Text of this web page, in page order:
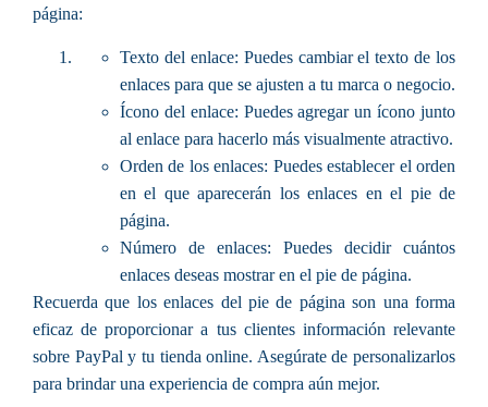
página:
Texto del enlace: Puedes cambiar el texto de los
enlaces para que se ajusten a tu marca o negocio.
Ícono del enlace: Puedes agregar un ícono junto
al enlace para hacerlo más visualmente atractivo.
Orden de los enlaces: Puedes establecer el orden
en el que aparecerán los enlaces en el pie de
página.
Número de enlaces: Puedes decidir cuántos
enlaces deseas mostrar en el pie de página.
Recuerda que los enlaces del pie de página son una forma
eficaz de proporcionar a tus clientes información relevante
sobre PayPal y tu tienda online. Asegúrate de personalizarlos
para brindar una experiencia de compra aún mejor.